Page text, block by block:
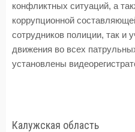
конфликтных ситуаций, а
коррупционной
сотрудников полиции, так и
движения во всех
установлены
Калужская область